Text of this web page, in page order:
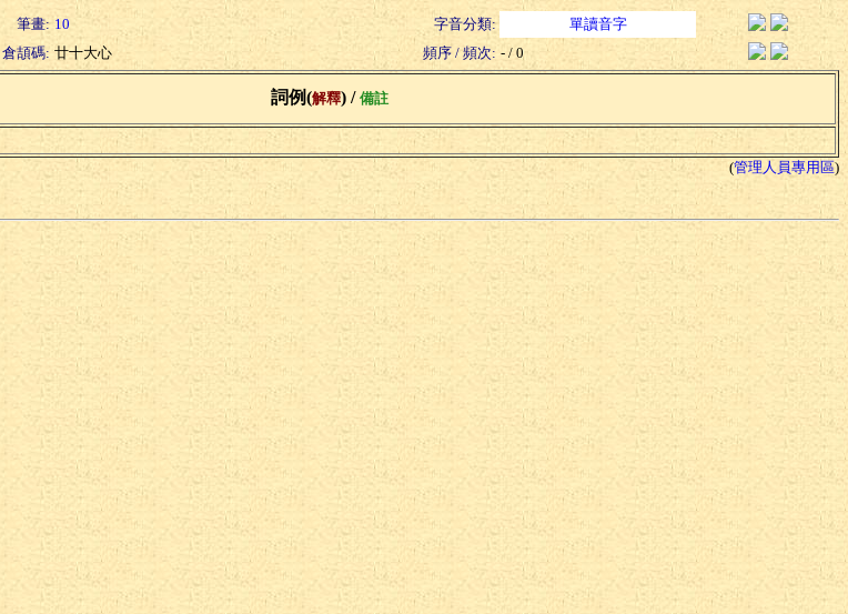
筆畫: 10 字音分類:
單讀音字
倉頡碼: 廿十大心 頻序 / 頻次: - / 0
詞例(解釋) / 備註
(管理人員專用區)